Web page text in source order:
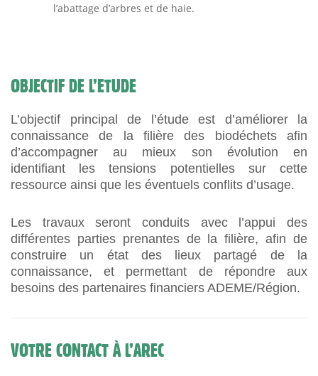
l’abattage d’arbres et de haie.
OBJECTIF DE L’ETUDE
L’objectif principal de l’étude est d’améliorer la
connaissance de la filière des biodéchets afin
d’accompagner au mieux son évolution en
identifiant les tensions potentielles sur cette
ressource ainsi que les éventuels conflits d’usage.
Les travaux seront conduits avec l’appui des
différentes parties prenantes de la filière, afin de
construire un état des lieux partagé de la
connaissance, et permettant de répondre aux
besoins des partenaires financiers ADEME/Région.
VOTRE CONTACT À L’AREC